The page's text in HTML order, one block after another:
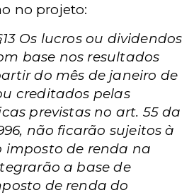
no projeto:
§13 Os lucros ou dividendos
base nos resultados
do mês de janeiro de
creditados pelas
previstas no art. 55 da
não ficarão sujeitos à
imposto de renda na
a base de
de renda do